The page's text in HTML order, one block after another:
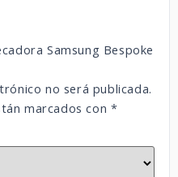
Samsung Bespoke
no será publicada.
marcados con *